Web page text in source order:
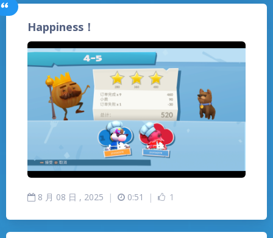
Happiness！
8 月 08 日 , 2025 | 0:51 | 1